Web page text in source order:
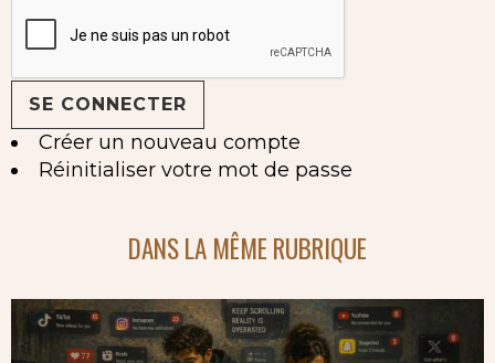
Créer un nouveau compte
Réinitialiser votre mot de passe
DANS LA MÊME RUBRIQUE